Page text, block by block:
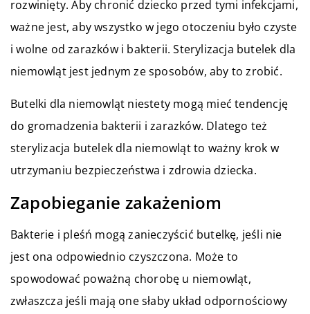
rozwinięty. Aby chronić dziecko przed tymi infekcjami,
ważne jest, aby wszystko w jego otoczeniu było czyste
i wolne od zarazków i bakterii. Sterylizacja butelek dla
niemowląt jest jednym ze sposobów, aby to zrobić.
Butelki dla niemowląt niestety mogą mieć tendencję
do gromadzenia bakterii i zarazków. Dlatego też
sterylizacja butelek dla niemowląt to ważny krok w
utrzymaniu bezpieczeństwa i zdrowia dziecka.
Zapobieganie zakażeniom
Bakterie i pleśń mogą zanieczyścić butelkę, jeśli nie
jest ona odpowiednio czyszczona. Może to
spowodować poważną chorobę u niemowląt,
zwłaszcza jeśli mają one słaby układ odpornościowy